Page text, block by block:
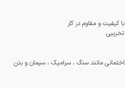
مانند سنگ ، سرامیک ، سیمان و بتن